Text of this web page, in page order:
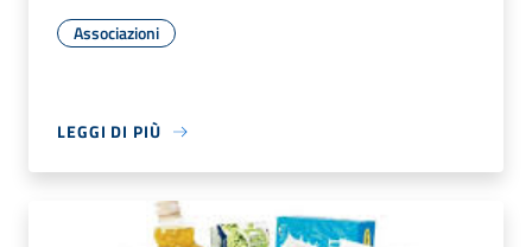
Associazioni
LEGGI DI PIÙ